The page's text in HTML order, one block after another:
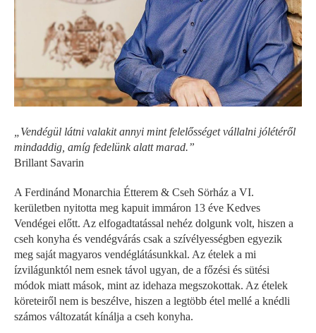
„Vendégül látni valakit annyi mint felelősséget vállalni jólétéről
mindaddig, amíg fedelünk alatt marad.”
Brillant Savarin
A Ferdinánd Monarchia Étterem & Cseh Sörház a VI.
kerületben nyitotta meg kapuit immáron 13 éve Kedves
Vendégei előtt. Az elfogadtatással nehéz dolgunk volt, hiszen a
cseh konyha és vendégvárás csak a szívélyességben egyezik
meg saját magyaros vendéglátásunkkal. Az ételek a mi
ízvilágunktól nem esnek távol ugyan, de a főzési és sütési
módok miatt mások, mint az idehaza megszokottak. Az ételek
köreteiről nem is beszélve, hiszen a legtöbb étel mellé a knédli
számos változatát kínálja a cseh konyha.